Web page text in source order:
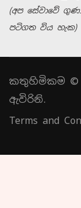
(අප සේවාවේ
පටිගත විය හැක)
කතුහිමිකම ©
ඇවිරිනි.
Terms and